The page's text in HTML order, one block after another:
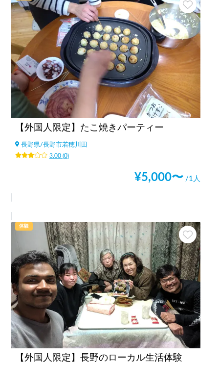
【外国人限定】たこ焼きパーティー
長野県/長野市若穂川田
3.00(0)
¥5,000〜 /1人
体験
【外国人限定】長野のローカル生活体験